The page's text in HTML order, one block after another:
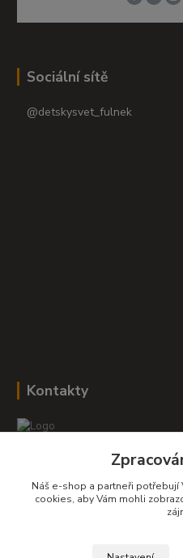
Sociální sítě
@detskysvet_fulnek
Kontakty
+420 604 278 943
obchod-
Náš e-shop a partneři potřebují
cookies, aby Vám mohli